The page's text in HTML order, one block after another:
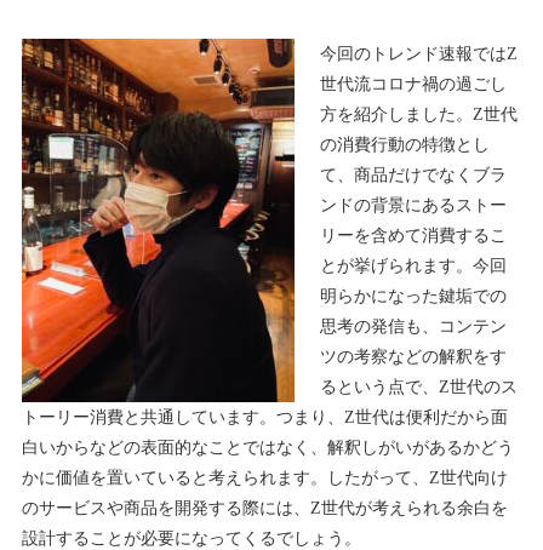
今回のトレンド速報ではZ
世代流コロナ禍の過ごし
方を紹介しました。Z世代
の消費行動の特徴とし
て、商品だけでなくブラ
ンドの背景にあるストー
リーを含めて消費するこ
とが挙げられます。今回
明らかになった鍵垢での
思考の発信も、コンテン
ツの考察などの解釈をす
るという点で、Z世代のス
トーリー消費と共通しています。つまり、Z世代は便利だから面
白いからなどの表面的なことではなく、解釈しがいがあるかどう
かに価値を置いていると考えられます。したがって、Z世代向け
のサービスや商品を開発する際には、Z世代が考えられる余白を
設計することが必要になってくるでしょう。